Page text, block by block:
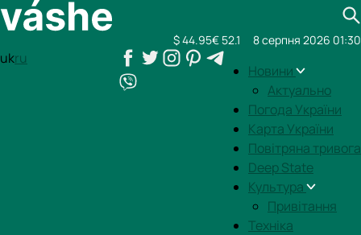
ukru
Новини
Актуально
Погода України
Карта України
Повітряна тривога
Deep State
Культура
Привітання
Техніка
$ 44.95€ 52.1 8 серпня 2026 01:30